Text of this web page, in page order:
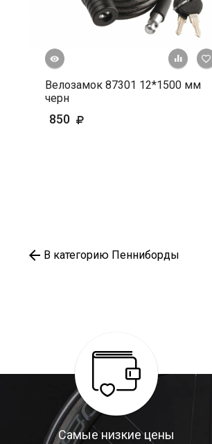
Велозамок 87301 12*1500 мм
черн
850
В категорию Пенниборды
Самые низкие цены